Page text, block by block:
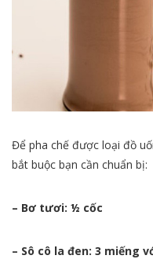
Để pha chế được loại đồ
bắt buộc bạn cần chuẩn bị:
– Bơ tươi: ½ cốc
– Sô cô la đen: 3 miếng